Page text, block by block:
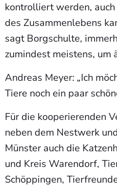
kontrolliert werden,
des Zusammenlebens
sagt Borgschulte,
zumindest meistens, um
Andreas Meyer: „Ich
Tiere noch ein paar
Für die kooperierenden
neben dem Nestwerk
Münster auch die
und Kreis Warendorf,
Schöppingen,